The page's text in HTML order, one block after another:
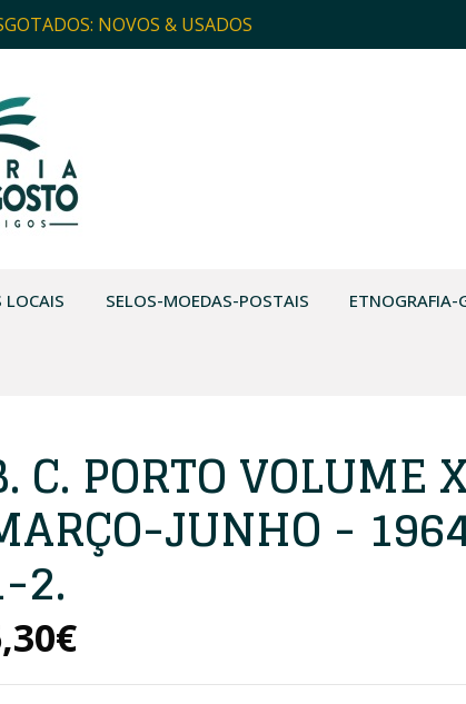
NOVOS & USADOS
LOCAIS SELOS-MOEDAS-POSTAIS ETNOGRAFIA-
C. PORTO VOLUME
JUNHO -
2.